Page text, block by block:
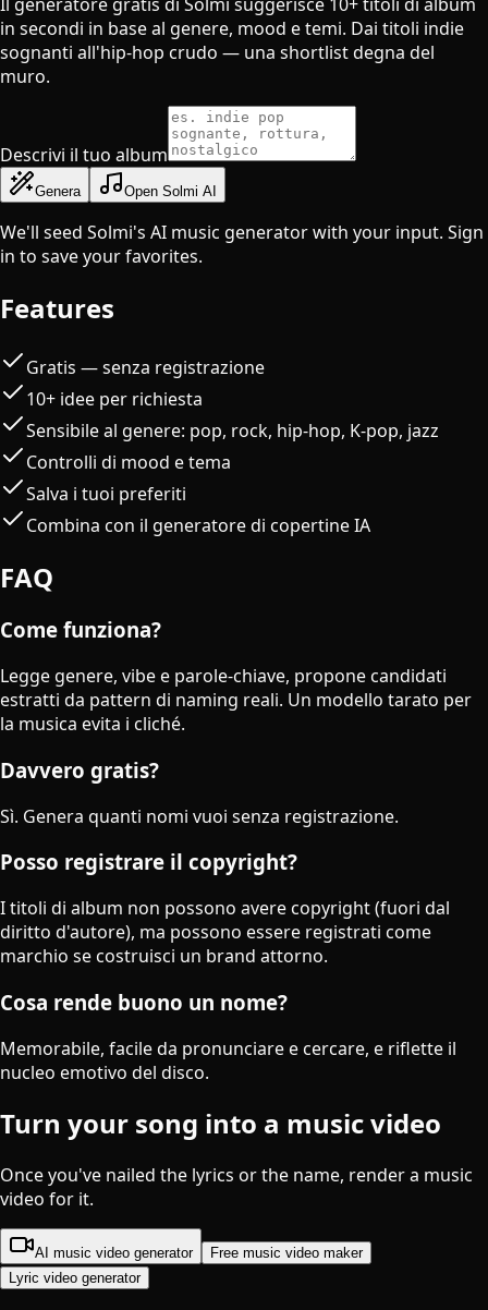
in secondi in base al genere, mood e temi. Dai titoli indie
sognanti all'hip-hop crudo — una shortlist degna del
muro.
Descrivi il tuo album
Genera Open Solmi AI
We'll seed Solmi's AI music generator with your input. Sign
in to save your favorites.
Features
Gratis — senza registrazione
10+ idee per richiesta
Sensibile al genere: pop, rock, hip-hop, K-pop, jazz
Controlli di mood e tema
Salva i tuoi preferiti
Combina con il generatore di copertine IA
FAQ
Come funziona?
Legge genere, vibe e parole-chiave, propone candidati
estratti da pattern di naming reali. Un modello tarato per
la musica evita i cliché.
Davvero gratis?
Sì. Genera quanti nomi vuoi senza registrazione.
Posso registrare il copyright?
I titoli di album non possono avere copyright (fuori dal
diritto d'autore), ma possono essere registrati come
marchio se costruisci un brand attorno.
Cosa rende buono un nome?
Memorabile, facile da pronunciare e cercare, e riflette il
nucleo emotivo del disco.
Turn your song into a music video
Once you've nailed the lyrics or the name, render a music
video for it.
AI music video generator
Free music video maker
Lyric video generator